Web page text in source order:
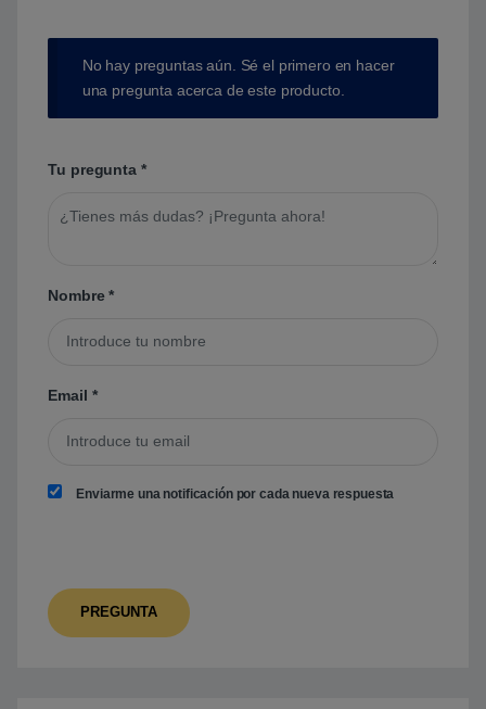
No hay preguntas aún. Sé el primero en hacer
una pregunta acerca de este producto.
Tu pregunta *
Nombre*
Email *
Enviarme una notificación por cada nueva respuesta